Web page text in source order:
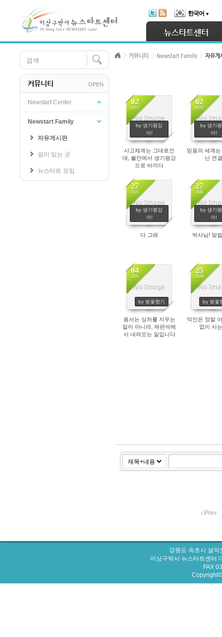
한국어 ▼
뉴스타트센터
커뮤니티 OPEN
Newstart Center
Newstart Family
자유게시판
쉼이 있는 곳
뉴스타트 모임
커뮤니티 Newstart Family 자유게
No Image
02
AUG
by 생기평강
아!
29
사고체계는 그대로인
대, 불안에서 생기평강
으로 바끼다
No
02
AUG
by 생기
아!
26
믿음의 세계
닌 연결
No Image
27
JUL
by 생기평강
아!
102
다 그래
No
27
JUL
by 생기
아!
98
박사님! 맞
No Image
04
JUL
by 벚꽃향기
381
용서는 상처를 지우는
일이 아니라, 재판석에
서 내려오는 일입니다
No
25
JUN
by 벚꽃
682
악인은 정말
없이 사
Prev
강원도 속초시 설
이상구박사 뉴스타트센터
FAX
Sketchbook5, 스케치북5
Sketchbook5, 스케치북5